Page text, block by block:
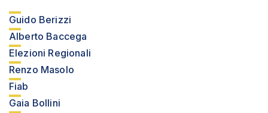
Guido Berizzi
Alberto Baccega
Elezioni Regionali
Renzo Masolo
Fiab
Gaia Bollini